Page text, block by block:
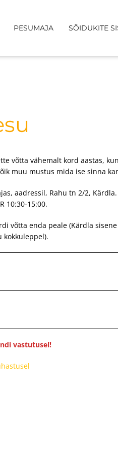
PESUMAJA SÕIDUKITE
võtta vähemalt kord aastas,
muu mustus mida ise sinna
aadressil, Rahu tn 2/2, Kärdla.
10:30-15:00.
võtta enda peale (Kärdla
kokkuleppel).
vastutusel!